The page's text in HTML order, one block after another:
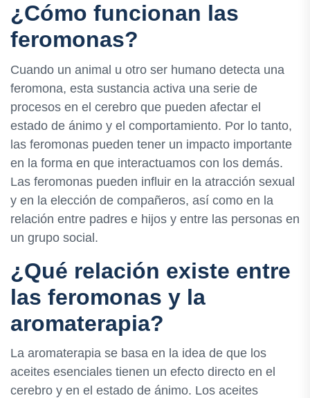
¿Cómo funcionan las
feromonas?
Cuando un animal u otro ser humano detecta una
feromona, esta sustancia activa una serie de
procesos en el cerebro que pueden afectar el
estado de ánimo y el comportamiento. Por lo tanto,
las feromonas pueden tener un impacto importante
en la forma en que interactuamos con los demás.
Las feromonas pueden influir en la atracción sexual
y en la elección de compañeros, así como en la
relación entre padres e hijos y entre las personas en
un grupo social.
¿Qué relación existe entre
las feromonas y la
aromaterapia?
La aromaterapia se basa en la idea de que los
aceites esenciales tienen un efecto directo en el
cerebro y en el estado de ánimo. Los aceites